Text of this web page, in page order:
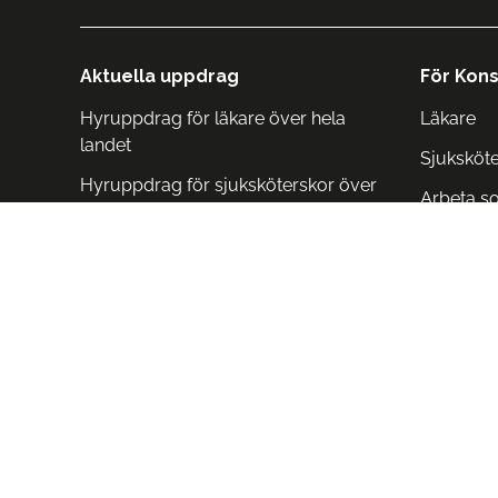
Aktuella uppdrag
Hyruppdrag för läkare över hela
landet
Hyruppdrag för sjuksköterskor över
För
Läkare
Arbeta